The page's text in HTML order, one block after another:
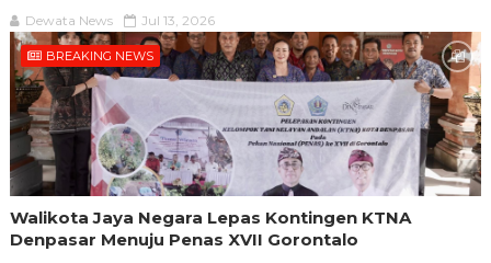
Dewata News Jul 13, 2026
BREAKING NEWS
Walikota Jaya Negara Lepas Kontingen KTNA
Denpasar Menuju Penas XVII Gorontalo